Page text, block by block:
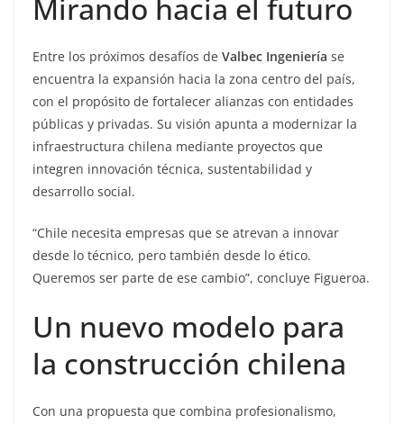
Mirando hacia el futuro
Entre los próximos desafíos de Valbec Ingeniería se
encuentra la expansión hacia la zona centro del país,
con el propósito de fortalecer alianzas con entidades
públicas y privadas. Su visión apunta a modernizar la
infraestructura chilena mediante proyectos que
integren innovación técnica, sustentabilidad y
desarrollo social.
“Chile necesita empresas que se atrevan a innovar
desde lo técnico, pero también desde lo ético.
Queremos ser parte de ese cambio”, concluye Figueroa.
Un nuevo modelo para
la construcción chilena
Con una propuesta que combina profesionalismo,